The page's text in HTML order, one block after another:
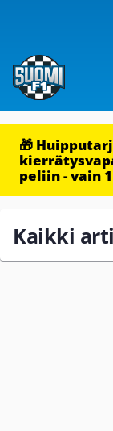
🎁
peliin - vain
Kaikki